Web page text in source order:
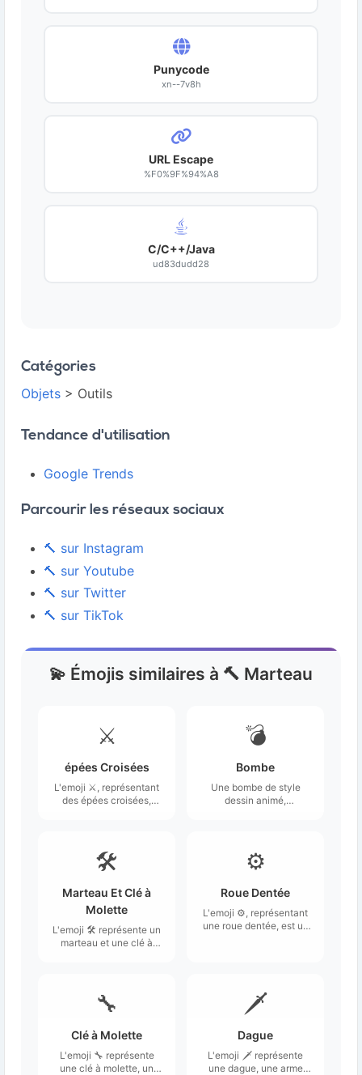
Punycode
xn--7v8h
URL Escape
%F0%9F%94%A8
C/C++/Java
ud83dudd28
Catégories
Objets > Outils
Tendance d'utilisation
Google Trends
Parcourir les réseaux sociaux
🔨 sur Instagram
🔨 sur Youtube
🔨 sur Twitter
🔨 sur TikTok
💫 Émojis similaires à 🔨 Marteau
⚔️
épées Croisées
L'emoji ⚔️, représentant
des épées croisées,
💣
Bombe
Une bombe de style
dessin animé,
🛠️
Marteau Et Clé à
Molette
L'emoji 🛠️ représente un
marteau et une clé à
⚙️
Roue Dentée
L'emoji ⚙️, représentant
une roue dentée, est un
🔧
Clé à Molette
L'emoji 🔧 représente
une clé à molette, un
🗡️
Dague
L'emoji 🗡️ représente
une dague, une arme